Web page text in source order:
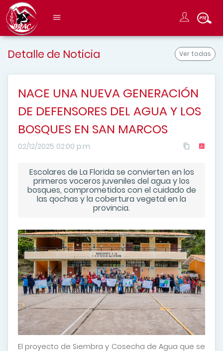
Ver todas
Detalle de Noticia
NACE UNA NUEVA GENERACIÓN
DE DEFENSORES DEL AGUA Y LOS
BOSQUES EN SAN MARCOS
02/12/2025 02:00 p.m.
Escolares de La Florida se convierten en los
primeros voceros juveniles del agua y los
bosques, comprometidos con el cuidado de
las qochas y la cobertura vegetal en la
provincia.
El proyecto de Siembra y Cosecha de Agua que se